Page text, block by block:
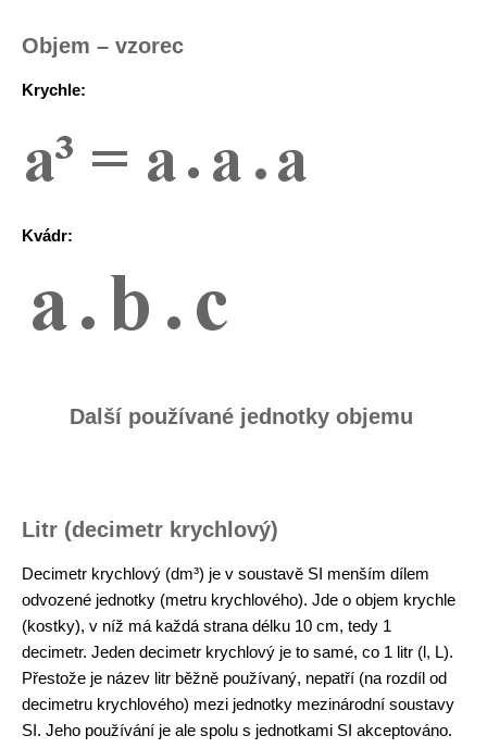
Objem – vzorec
Krychle:
Kvádr:
Další používané jednotky objemu
Litr (decimetr krychlový)
Decimetr krychlový (dm³) je v soustavě SI menším dílem
odvozené jednotky (metru krychlového). Jde o objem krychle
(kostky), v níž má každá strana délku 10 cm, tedy 1
decimetr. Jeden decimetr krychlový je to samé, co 1 litr (l, L).
Přestože je název litr běžně používaný, nepatří (na rozdíl od
decimetru krychlového) mezi jednotky mezinárodní soustavy
SI. Jeho používání je ale spolu s jednotkami SI akceptováno.